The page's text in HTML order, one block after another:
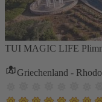
TUI MAGIC LIFE
Griechenland -